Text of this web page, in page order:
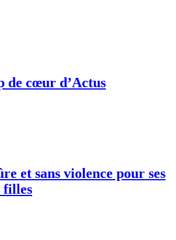
de cœur d’Actus
et sans violence pour ses
filles